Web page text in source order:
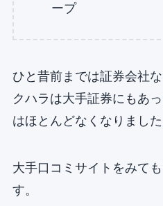
ープ
ひと昔前までは証券会社
クハラは大手証券にもあ
はほとんどなくなりました
大手口コミサイトをみて
す。